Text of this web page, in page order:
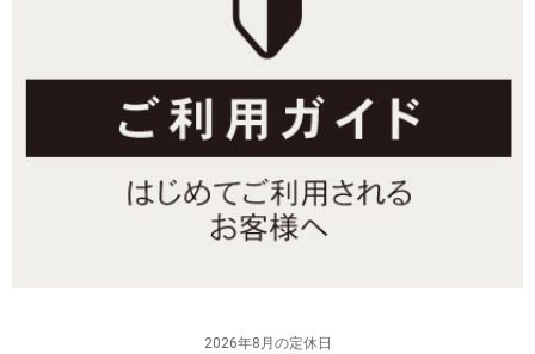
2026年8月の定休日